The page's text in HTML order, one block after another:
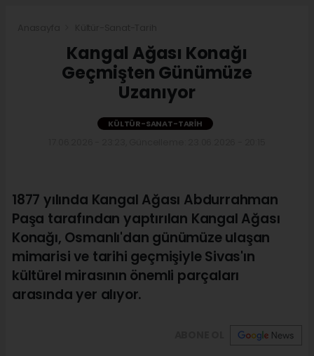
Kangal Ağası Konağı
Geçmişten Günümüze
Uzanıyor
KÜLTÜR-SANAT-TARIH
1877 yılında Kangal Ağası Abdurrahman
Paşa tarafından yaptırılan Kangal Ağası
Konağı, Osmanlı'dan günümüze ulaşan
mimarisi ve tarihi geçmişiyle Sivas'ın
kültürel mirasının önemli parçaları
arasında yer alıyor.